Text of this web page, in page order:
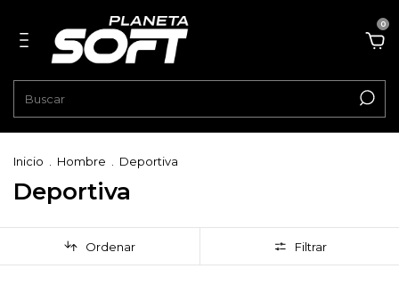
0
Inicio Hombre Deportiva
Deportiva
Ordenar Filtrar